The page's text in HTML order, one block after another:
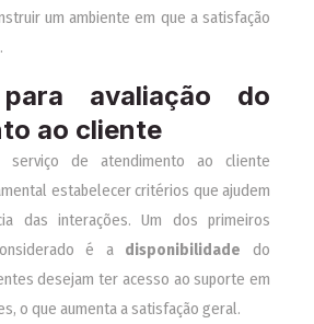
um ambiente em que a satisfação
avaliação do
ao cliente
serviço de atendimento ao cliente
estabelecer critérios que ajudem
das interações. Um dos primeiros
é a disponibilidade do
desejam ter acesso ao suporte em
o que aumenta a satisfação geral.